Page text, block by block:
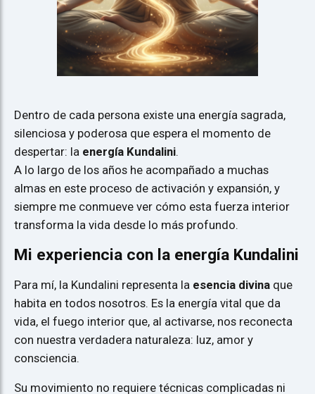
Dentro de cada persona existe una energía sagrada,
silenciosa y poderosa que espera el momento de
despertar: la energía Kundalini.
A lo largo de los años he acompañado a muchas
almas en este proceso de activación y expansión, y
siempre me conmueve ver cómo esta fuerza interior
transforma la vida desde lo más profundo.
Mi experiencia con la energía Kundalini
Para mí, la Kundalini representa la esencia divina que
habita en todos nosotros. Es la energía vital que da
vida, el fuego interior que, al activarse, nos reconecta
con nuestra verdadera naturaleza: luz, amor y
consciencia.
Su movimiento no requiere técnicas complicadas ni